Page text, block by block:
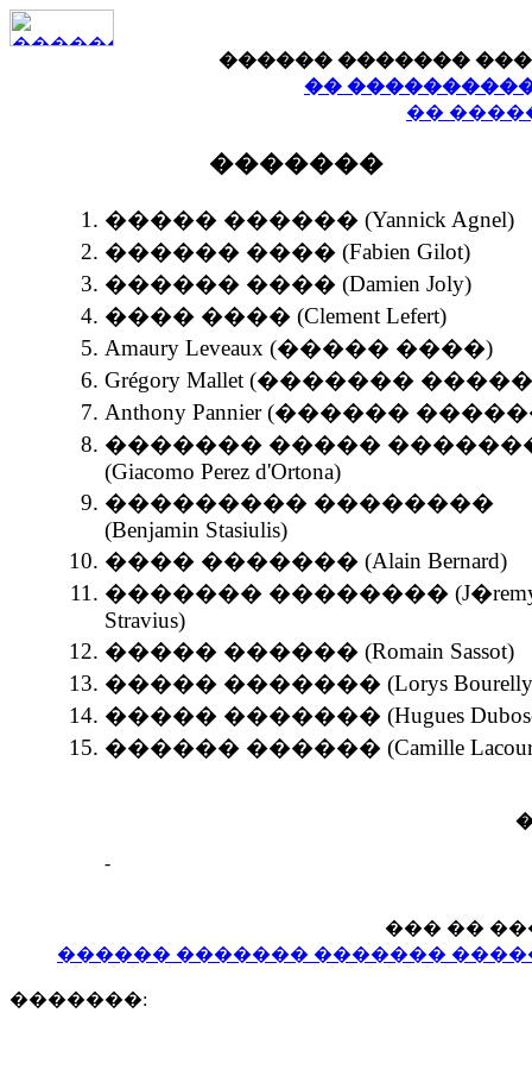
������ �������
��
��
�������
����� ������ (Yannick Agnel)
������ ���� (Fabien Gilot)
������ ���� (Damien Joly)
���� ���� (Clement Lefert)
Amaury Leveaux (����� ����)
Grégory Mallet (�������
Anthony Pannier (������
������� �����
(Giacomo Perez d'Ortona)
��������� ��������
(Benjamin Stasiulis)
���� ������� (Alain Bernard)
������� ��������
Stravius)
����� ������ (Romain Sassot)
����� ������� (Lorys
����� ������� (Hugues
������ ������ (Camille
-
��� ��
������ ������� �������
�������: